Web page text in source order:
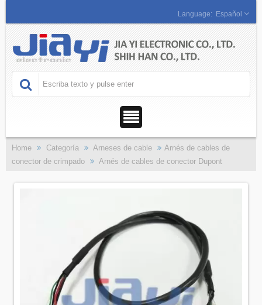
Español
Home Categoría Arneses de cable
Arnés de cables de
conector de crimpado
Arnés de cables de conector Dupont